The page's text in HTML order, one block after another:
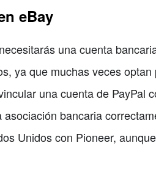
eBay
una cuenta
ya que muchas veces
una cuenta de PayPal
bancaria
Unidos con Pioneer,